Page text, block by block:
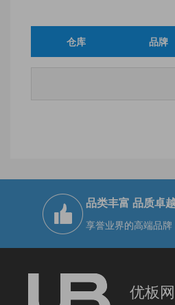
仓库 品牌
品类丰富 品质卓
享誉业界的高端品牌
优板